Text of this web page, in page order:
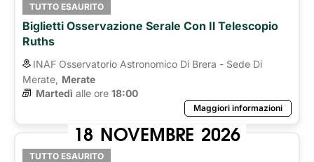
TUTTO ESAURITO
Biglietti Osservazione Serale Con Il Telescopio
Ruths
INAF Osservatorio Astronomico Di Brera - Sede Di
Merate, Merate
Martedì alle ore 18:00
Maggiori informazioni
18 NOVEMBRE 2026
TUTTO ESAURITO